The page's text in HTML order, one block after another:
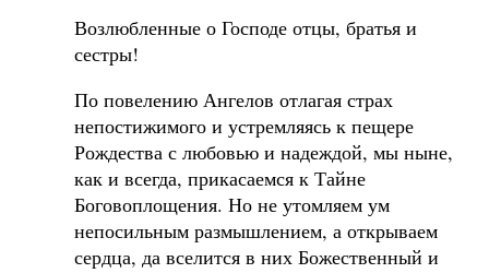
Возлюбленные о Господе отцы, братья и
сестры!
По повелению Ангелов отлагая страх
непостижимого и устремляясь к пещере
Рождества с любовью и надеждой, мы ныне,
как и всегда, прикасаемся к Тайне
Боговоплощения. Но не утомляем ум
непосильным размышлением, а открываем
сердца, да вселится в них Божественный и